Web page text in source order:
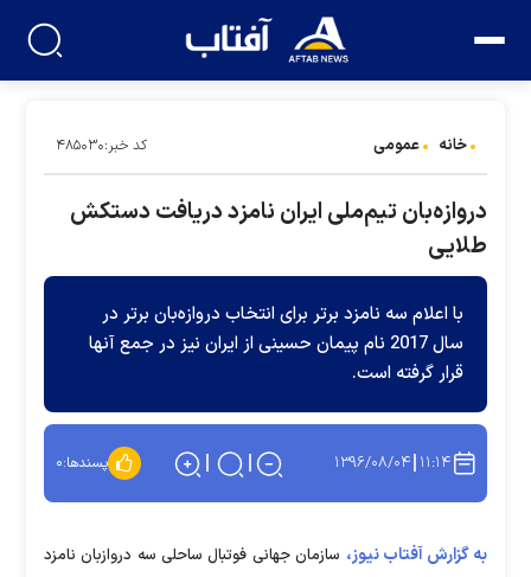
خانه عمومی کد خبر:۴۸۵۰۳۰
دروازه‌بان تیم‌ملی ایران نامزد دریافت دستکش
طلایی
با اعلام سه نامزد برتر برای انتخاب دروازه‌بان برتر در
سال 2017 نام پیمان حسینی از ایران نیز در جمع آنها
قرار گرفته است.
۱۱:۱۴ ۱۳۹۶/۰۸/۰۴ پسندها:۰
به گزارش آفتاب نیوز، سازمان جهانی فوتبال ساحلی سه دروازبان نامزد